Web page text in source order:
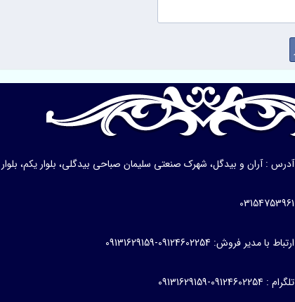
آدرس : آران و بیدگل، شهرک صنعتی سلیمان صباحی بیدگلی، بلوار یکم، بلوار
03154753961
ارتباط با مدیر فروش: 09124602254-09131629159
تلگرام : 09124602254-09131629159